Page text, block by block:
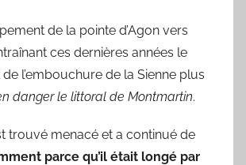
de la pointe d’Agon vers
ces dernières années le
l’embouchure de la Sienne plus
danger le littoral de Montmartin.
trouvé menacé et a continué de
parce qu’il était longé par